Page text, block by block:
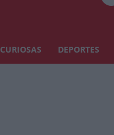
CURIOSAS DEPORTES